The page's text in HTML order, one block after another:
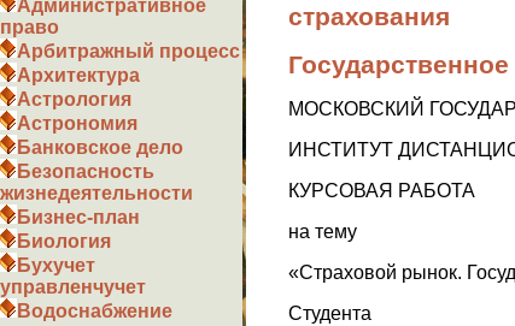
Административное
право
Арбитражный процесс
Архитектура
Астрология
Астрономия
Банковское дело
Безопасность
жизнедеятельности
Бизнес-план
Биология
Бухучет
управленчучет
Водоснабжение
страхования
МОСКОВСКИЙ
ИНСТИТУТ
КУРСОВАЯ РАБОТА
на тему
«Страховой рынок.
Студента